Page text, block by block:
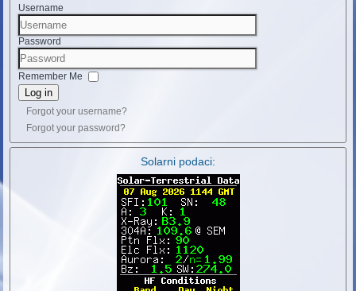
Username
Password
Remember Me
Log in
Forgot your username?
Forgot your password?
Solarni podaci: